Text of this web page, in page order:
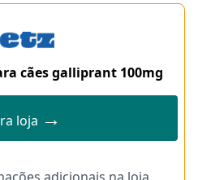
cães galliprant 100mg
loja →